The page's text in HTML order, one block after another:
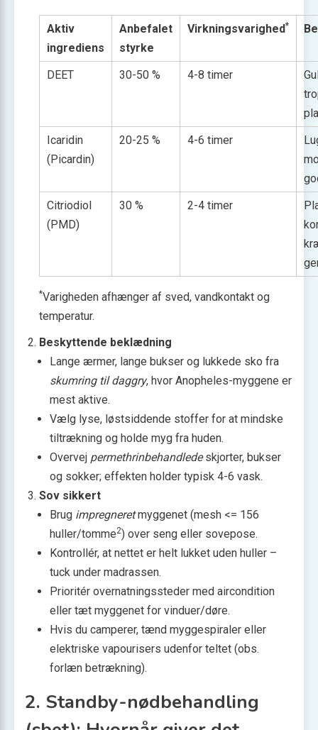
Aktiv
ingrediens
Anbefalet
styrke
Virkningsvarighed*
DEET 30-50 % 4-8 timer
Icaridin
(Picardin)
20-25 % 4-6 timer
Citriodiol
(PMD)
30 % 2-4 timer
*Varigheden afhænger af sved, vandkontakt og
temperatur.
Beskyttende beklædning
Lange ærmer, lange bukser og lukkede sko fra
skumring til daggry, hvor Anopheles-myggene er
mest aktive.
Vælg lyse, løstsiddende stoffer for at mindske
tiltrækning og holde myg fra huden.
Overvej permethrinbehandledeskjorter, bukser
og sokker; effekten holder typisk 4-6 vask.
Sov sikkert
Brug impregneretmyggenet (mesh <= 156
huller/tomme2) over seng eller sovepose.
Kontrollér, at nettet er helt lukket uden huller –
tuck under madrassen.
Prioritér overnatningssteder med aircondition
eller tæt myggenet for vinduer/døre.
Hvis du camperer, tænd mygge­spiraler eller
elektriske vapourisers udenfor teltet (obs.
forlæn betrækning).
2. Standby-nødbehandling